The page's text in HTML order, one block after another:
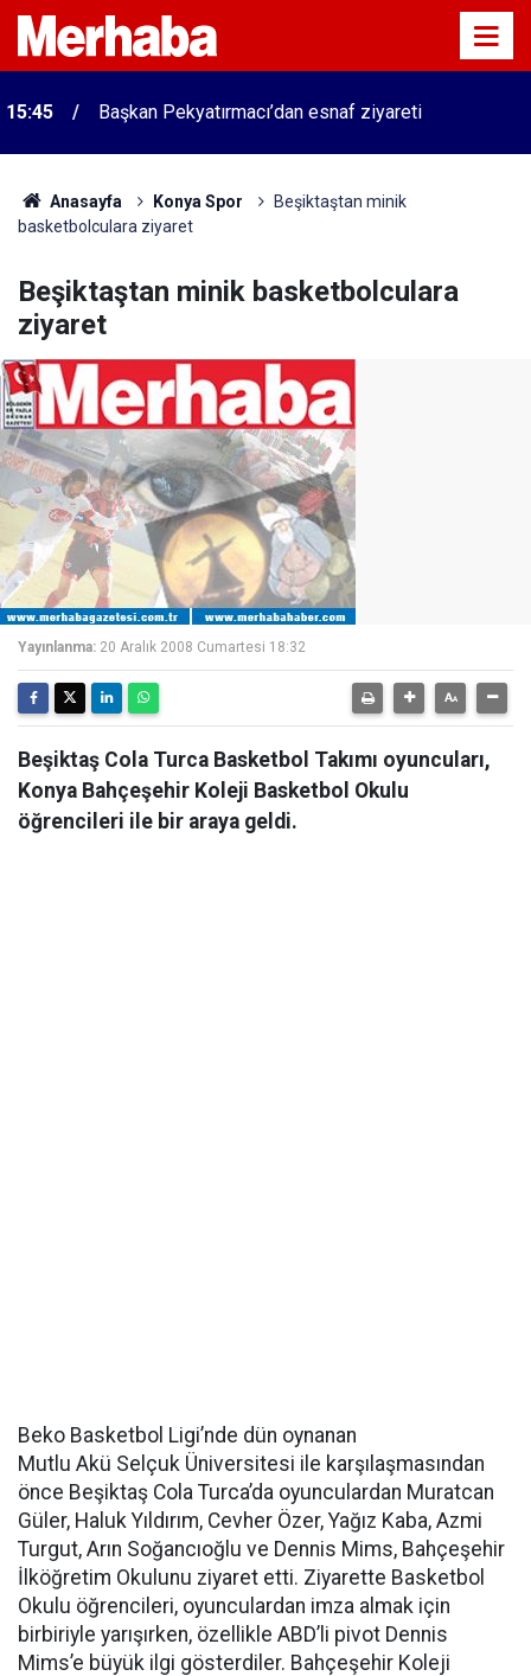
15:45 Başkan Pekyatırmacı’dan esnaf ziyareti
Anasayfa Konya Spor
Beşiktaştan minik
basketbolculara ziyaret
Beşiktaştan minik basketbolculara
ziyaret
Yayınlanma: 20 Aralık 2008 Cumartesi 18:32
Beşiktaş Cola Turca Basketbol Takımı oyuncuları,
Konya Bahçeşehir Koleji Basketbol Okulu
öğrencileri ile bir araya geldi.
Beko Basketbol Ligi’nde dün oynanan
Mutlu Akü Selçuk Üniversitesi ile karşılaşmasından
önce Beşiktaş Cola Turca’da oyunculardan Muratcan
Güler, Haluk Yıldırım, Cevher Özer, Yağız Kaba, Azmi
Turgut, Arın Soğancıoğlu ve Dennis Mims, Bahçeşehir
İlköğretim Okulunu ziyaret etti. Ziyarette Basketbol
Okulu öğrencileri, oyunculardan imza almak için
birbiriyle yarışırken, özellikle ABD’li pivot Dennis
Mims’e büyük ilgi gösterdiler. Bahçeşehir Koleji